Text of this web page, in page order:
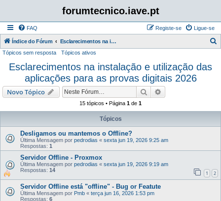
forumtecnico.iave.pt
FAQ Ligue-se
Registe-se
Índice do Fórum Esclarecimentos na instalação e utilização das aplicações para as provas digitais 2026
s
Tópicos sem resposta Tópicos ativos
Esclarecimentos na instalação e utilização das
aplicações para as provas digitais 2026
Novo Tópico Pesquisar
15 tópicos • Página 1 de 1
Tópicos
Desligamos ou mantemos o Offline?
Última Mensagem por pedrodias « sexta jun 19, 2026 9:25 am
Respostas: 1
Servidor Offline - Proxmox
Última Mensagem por pedrodias « sexta jun 19, 2026 9:19 am
Respostas: 14 1 2
Servidor Offline está "offline" - Bug or Featute
Última Mensagem por Pmb « terça jun 16, 2026 1:53 pm
Respostas: 6